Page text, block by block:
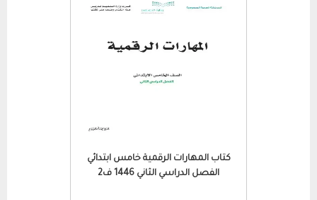
كتاب المهارات الرقمية خامس ابتدائي
الفصل الدراسي الثاني 1446 ف2